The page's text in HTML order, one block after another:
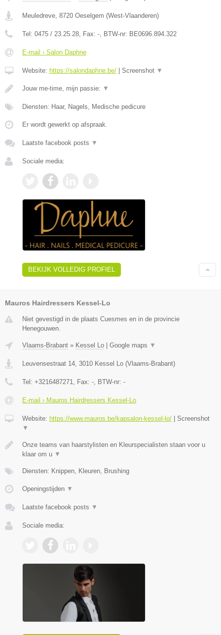
Meuledreve, 8720 Oeselgem (West-Vlaanderen)
Tel: 0475 / 23.25.28, Fax: -, BTW-nr: BE0696.894.322
E-mail › Salon Daphne
Website: https://salondaphne.be/ Screenshot ▼
Jouw me-time, mijn passie: ▼
Diensten: Haar, Nagels, Medische pedicure
Er wordt gewerkt op afspraak.
Laatste facebook posts ▼
Sociale media:
BEKIJK VOLLEDIG PROFIEL
Mauros Hairdressers Kessel-Lo
Niet gevestigd in de plaats Cuesmes en in de provincie
Henegouwen.
Vlaams-Brabant » Kessel Lo | Google maps ▼
Leuvensestraat 14 3010 Kessel Lo (Vlaams-Brabant)
Tel: +3216487271 , Fax: - , BTW-nr: -
E-mail › Mauros Hairdressers Kessel-Lo
Website: https://www.mauros.be/kapsalon-kessel-lo/ | Screenshot
▼
Onze teams van haarstylisten en Kleurspecialisten staan voor u
klaar om u ▼
Diensten: Knippen, Kleuren, Brushing
Openingstijden ▼
Laatste facebook posts ▼
Sociale media: